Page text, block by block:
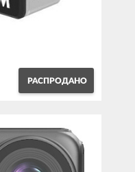
РАСПРОДАНО